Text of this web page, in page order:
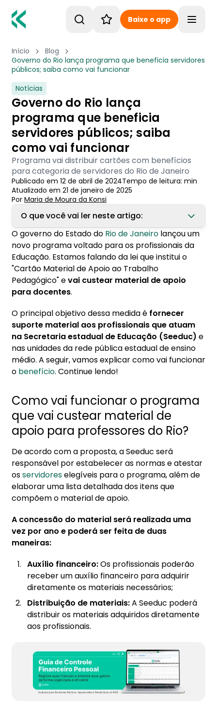
Baixe o app
Início
Blog
Governo do Rio lança programa que beneficia servidores
públicos; saiba como vai funcionar
Notícias
Governo do Rio lança
programa que beneficia
servidores públicos; saiba
como vai funcionar
Programa vai distribuir cartões com benefícios
para categoria de servidores do Rio de Janeiro
Publicado em 12 de abril de 2024Tempo de leitura: min
Atualizado em 21 de janeiro de 2025
Por Maria de Moura da Konsi
O que você vai ler neste artigo:
1. Como vai funcionar o programa que vai
custear material de apoio para professores
do Rio?
2. Governo estabelece medidas de prevenção
contra fraudes
O governo do Estado do Rio de Janeiro lançou um
novo programa voltado para os profissionais da
Educação. Estamos falando da lei que institui o
"Cartão Material de Apoio ao Trabalho
Pedagógico" evai custear material de apoio
para docentes.
O principal objetivo dessa medida é fornecer
suporte material aos profissionais que atuam
na Secretaria estadual de Educação (Seeduc) e
nas unidades da rede pública estadual de ensino
médio. A seguir, vamos explicar como vai funcionar
o benefício. Continue lendo!
Como vai funcionar o programa
que vai custear material de
apoio para professores do Rio?
De acordo com a proposta, a Seeduc será
responsável por estabelecer as normas e atestar
osservidoreselegíveis para o programa, além de
elaborar uma lista detalhada dos itens que
compõem o material de apoio.
A concessão do material será realizada uma
vez por ano e poderá ser feita de duas
maneiras:
Auxílio financeiro:Os profissionais poderão
receber um auxílio financeiro para adquirir
diretamente os materiais necessários;
Distribuição de materiais:A Seeduc poderá
distribuir os materiais adquiridos diretamente
aos profissionais.